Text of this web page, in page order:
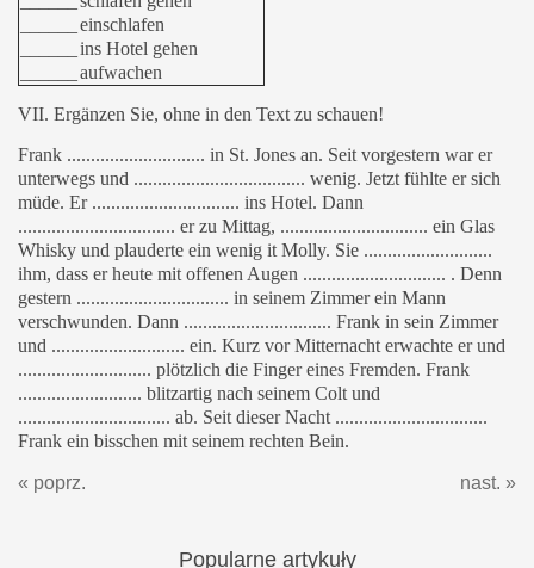
einschlafen
ins Hotel gehen
aufwachen
VII. Ergänzen Sie, ohne in den Text zu schauen!
Frank ............................. in St. Jones an. Seit vorgestern war er
unterwegs und .................................... wenig. Jetzt fühlte er sich
müde. Er ............................... ins Hotel. Dann
................................. er zu Mittag, ............................... ein Glas
Whisky und plauderte ein wenig it Molly. Sie ...........................
ihm, dass er heute mit offenen Augen .............................. . Denn
gestern ................................ in seinem Zimmer ein Mann
verschwunden. Dann ............................... Frank in sein Zimmer
und ............................ ein. Kurz vor Mitternacht erwachte er und
............................ plötzlich die Finger eines Fremden. Frank
.......................... blitzartig nach seinem Colt und
................................ ab. Seit dieser Nacht ................................
Frank ein bisschen mit seinem rechten Bein.
« poprz. nast. »
Popularneartykuły